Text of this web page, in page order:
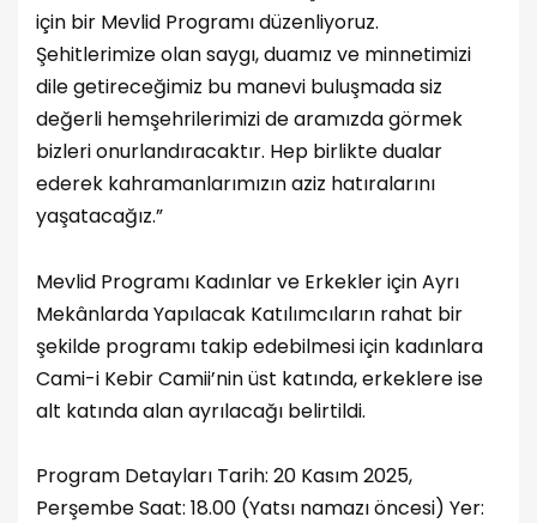
için bir Mevlid Programı düzenliyoruz.
Şehitlerimize olan saygı, duamız ve minnetimizi
dile getireceğimiz bu manevi buluşmada siz
değerli hemşehrilerimizi de aramızda görmek
bizleri onurlandıracaktır. Hep birlikte dualar
ederek kahramanlarımızın aziz hatıralarını
yaşatacağız.”
Mevlid Programı Kadınlar ve Erkekler için Ayrı
Mekânlarda Yapılacak Katılımcıların rahat bir
şekilde programı takip edebilmesi için kadınlara
Cami-i Kebir Camii’nin üst katında, erkeklere ise
alt katında alan ayrılacağı belirtildi.
Program Detayları Tarih: 20 Kasım 2025,
Perşembe Saat: 18.00 (Yatsı namazı öncesi) Yer: